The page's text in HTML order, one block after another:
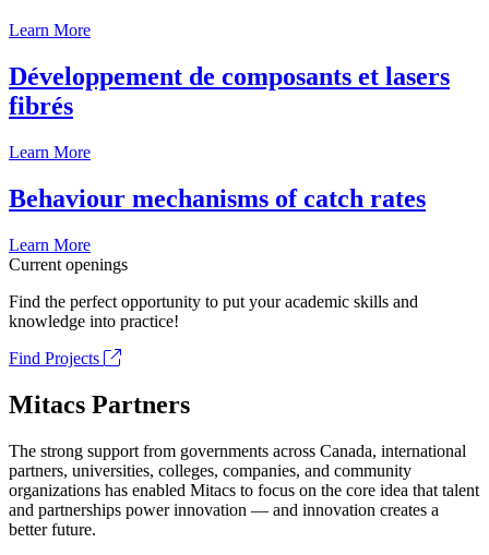
Learn More
Développement de composants et lasers
fibrés
Learn More
Behaviour mechanisms of catch rates
Learn More
Current openings
Find the perfect opportunity to put your academic skills and
knowledge into practice!
Find Projects
Mitacs Partners
The strong support from governments across Canada, international
partners, universities, colleges, companies, and community
organizations has enabled Mitacs to focus on the core idea that talent
and partnerships power innovation — and innovation creates a
better future.